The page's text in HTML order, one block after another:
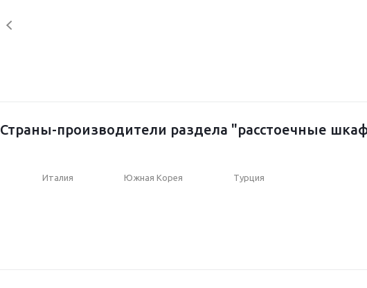
Страны-производители раздела "расстоечные
Италия Южная Корея Турция